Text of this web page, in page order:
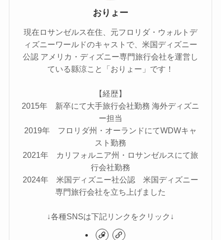
おりょー
現在ロサンゼルス在住、元フロリダ・ウォルトデ
ィズニーワールドのキャストで、米国ディズニー
公認 アメリカ・ディズニー専門旅行会社を運営し
ている縣涼こと「おりょー」です！
【経歴】
2015年 新卒にて大手旅行会社勤務 海外ディズニ
ー担当
2019年 フロリダ州・オーランドにてWDWキャ
スト勤務
2021年 カリフォルニア州・ロサンゼルスにて旅
行会社勤務
2024年 米国ディズニー社公認 米国ディズニー
専門旅行会社を立ち上げました
↓各種SNSは下記リンクをクリック↓